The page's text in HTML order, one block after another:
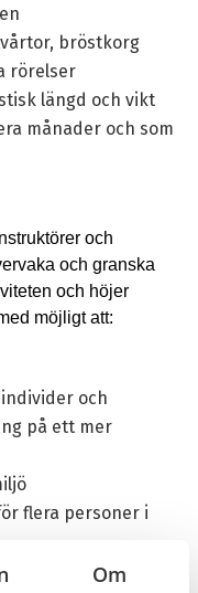
Om
bröstkorg
rörelser
längd och vikt
månader och som
och
och granska
och höjer
möjligt att:
och
på ett mer
flera personer i
samtidigt bedöma